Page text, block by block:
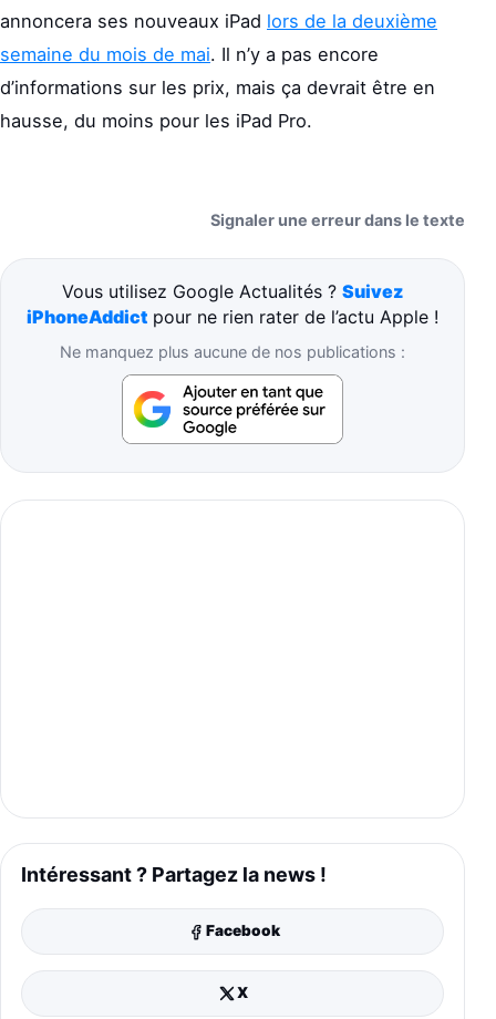
annoncera ses nouveaux iPad lors de la deuxième
semaine du mois de mai. Il n’y a pas encore
d’informations sur les prix, mais ça devrait être en
hausse, du moins pour les iPad Pro.
Signaler une erreur dans le texte
Vous utilisez Google Actualités ? Suivez
iPhoneAddict pour ne rien rater de l’actu Apple !
Ne manquez plus aucune de nos publications :
Intéressant ? Partagez la news !
Facebook
X